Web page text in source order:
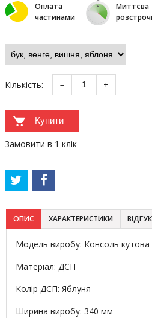
Оплата
частинами
Миттєва
Кількість: − +
Купити
Замовити в 1 клік
ОПИС ХАРАКТЕРИСТИКИ
Модель виробу: Консоль кутова
Матеріал: ДСП
Колір ДСП: Яблуня
Ширина виробу: 340 мм